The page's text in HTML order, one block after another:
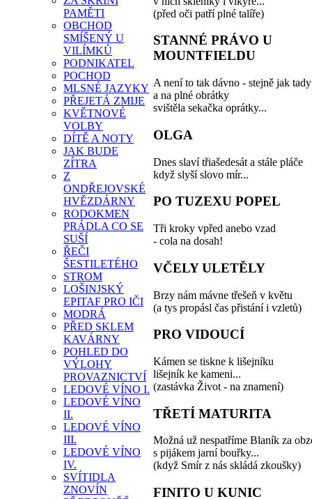
PAMĚTI
OBCHOD
SMÍŠENÝ U
VILÍMKŮ
PODNIKATEL
POCHOD
MLSNÉ JAZYKY
PŘEJETÁ ZMIJE
KVĚTNOVÉ
VOLBY
DÍTĚ A NOTY
JAK BUDE
ZÍTRA
Z
ONDŘEJOVSKÉ
HVĚZDÁRNY
RODOKMEN
PRÁDLA CO SE
SUŠÍ
ŘEČI
ŠESTILETÉHO
STROM
LOŠINJSKÝ
EPITAF PRO IČI
MODRÁ
PŘED SKLEM
KAVÁRNY
POHLED DO
VÝLOHY
PROVAZNICTVÍ
LEDOVÉ VÍNO I.
LEDOVÉ VÍNO
II.
LEDOVÉ VÍNO
III.
LEDOVÉ VÍNO
IV.
SVÍTIDLA
ZNOVÍN
(před oči patří plné talíře)
STANNÉ PRÁVO U
MOUNTFIELDU
A není to tak dávno - stejně jak tady
a na plné obrátky
svištěla sekačka oprátky...
OLGA
Dnes slaví třiašedesát a stále pláče
když slyší slovo mír...
PO TUZEXU POPEL
Tři kroky vpřed anebo vzad
- cola na dosah!
VČELY ULETĚLY
Brzy nám mávne třešeň v květu
(a tys propásl čas přistání i vzletů)
PRO VIDOUCÍ
Kámen se tiskne k lišejníku
lišejník ke kameni...
(zastávka Život - na znamení)
TŘETÍ MATURITA
Možná už nespatříme Blaník za
s pijákem jarní bouřky...
(když Smír z nás skládá zkoušky)
FINITO U KUNIC